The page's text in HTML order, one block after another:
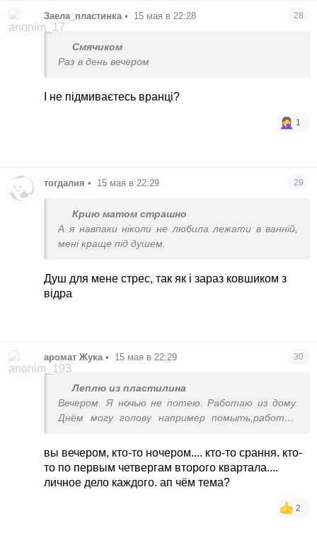
Заела_пластинка • 15 мая в 22:28 28
Смячиком
Раз в день вечером
І не підмиваєтесь вранці?
1
тогдалия • 15 мая в 22:29 29
Крию матом страшно
А я навпаки ніколи не любила лежати в ванній,
мені краще під душем.
Душ для мене стрес, так як і зараз ковшиком з
відра
аромат Жука • 15 мая в 22:29 30
Леплю из пластилина
Вечером. Я ночью не потею. Работаю из дому.
Днём могу голову например помыть,работаю
вы вечером, кто-то ночером.... кто-то срання. кто-
то по первым четвергам второго квартала....
личное дело каждого. ап чём тема?
2